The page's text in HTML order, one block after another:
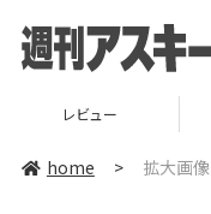
レビュー
home > 拡大画像